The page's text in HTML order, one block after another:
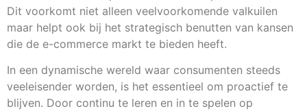
Dit voorkomt niet alleen veelvoorkomende valkuilen
maar helpt ook bij het strategisch benutten van kansen
die de e-commerce markt te bieden heeft.
In een dynamische wereld waar consumenten steeds
veeleisender worden, is het essentieel om proactief te
blijven. Door continu te leren en in te spelen op